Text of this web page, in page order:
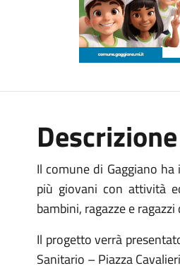
Descrizione
Il comune di Gaggiano
più giovani con attività
bambini, ragazze e
Il progetto verrà
Sanitario – Piazza